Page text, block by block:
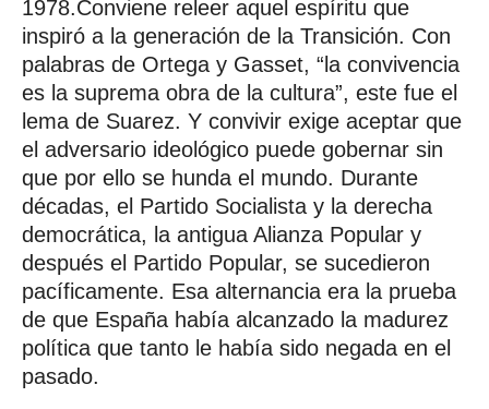
1978.Conviene releer aquel espíritu que
inspiró a la generación de la Transición. Con
palabras de Ortega y Gasset, “la convivencia
es la suprema obra de la cultura”, este fue el
lema de Suarez. Y convivir exige aceptar que
el adversario ideológico puede gobernar sin
que por ello se hunda el mundo. Durante
décadas, el Partido Socialista y la derecha
democrática, la antigua Alianza Popular y
después el Partido Popular, se sucedieron
pacíficamente. Esa alternancia era la prueba
de que España había alcanzado la madurez
política que tanto le había sido negada en el
pasado.